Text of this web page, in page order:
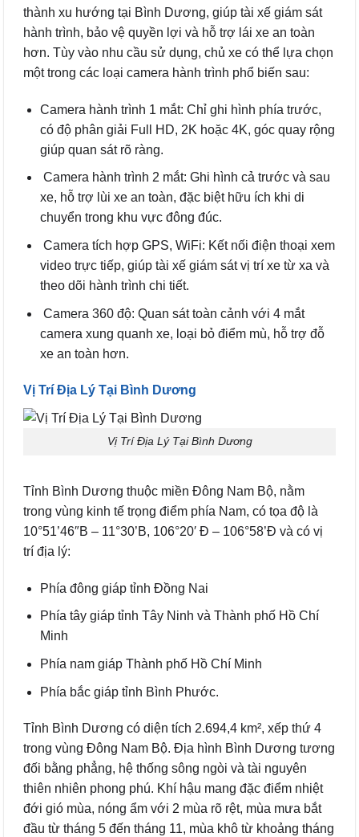
thành xu hướng tại Bình Dương, giúp tài xế giám sát
hành trình, bảo vệ quyền lợi và hỗ trợ lái xe an toàn
hơn. Tùy vào nhu cầu sử dụng, chủ xe có thể lựa chọn
một trong các loại camera hành trình phổ biến sau:
Camera hành trình 1 mắt: Chỉ ghi hình phía trước,
có độ phân giải Full HD, 2K hoặc 4K, góc quay rộng
giúp quan sát rõ ràng.
Camera hành trình 2 mắt: Ghi hình cả trước và sau
xe, hỗ trợ lùi xe an toàn, đặc biệt hữu ích khi di
chuyển trong khu vực đông đúc.
Camera tích hợp GPS, WiFi: Kết nối điện thoại xem
video trực tiếp, giúp tài xế giám sát vị trí xe từ xa và
theo dõi hành trình chi tiết.
Camera 360 độ: Quan sát toàn cảnh với 4 mắt
camera xung quanh xe, loại bỏ điểm mù, hỗ trợ đỗ
xe an toàn hơn.
Vị Trí Địa Lý Tại Bình Dương
Vị Trí Địa Lý Tại Bình Dương
Tỉnh Bình Dương thuộc miền Đông Nam Bộ, nằm
trong vùng kinh tế trọng điểm phía Nam, có tọa độ là
10°51’46″B – 11°30’B, 106°20′ Đ – 106°58’Đ và có vị
trí địa lý:
Phía đông giáp tỉnh Đồng Nai
Phía tây giáp tỉnh Tây Ninh và Thành phố Hồ Chí
Minh
Phía nam giáp Thành phố Hồ Chí Minh
Phía bắc giáp tỉnh Bình Phước.
Tỉnh Bình Dương có diện tích 2.694,4 km², xếp thứ 4
trong vùng Đông Nam Bộ. Địa hình Bình Dương tương
đối bằng phẳng, hệ thống sông ngòi và tài nguyên
thiên nhiên phong phú. Khí hậu mang đặc điểm nhiệt
đới gió mùa, nóng ẩm với 2 mùa rõ rệt, mùa mưa bắt
đầu từ tháng 5 đến tháng 11, mùa khô từ khoảng tháng